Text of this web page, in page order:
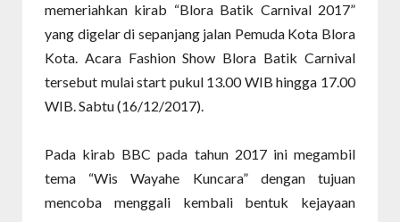
memeriahkan kirab “Blora Batik Carnival 2017”
yang digelar di sepanjang jalan Pemuda Kota Blora
Kota. Acara Fashion Show Blora Batik Carnival
tersebut mulai start pukul 13.00 WIB hingga 17.00
WIB. Sabtu (16/12/2017).
Pada kirab BBC pada tahun 2017 ini megambil
tema “Wis Wayahe Kuncara” dengan tujuan
mencoba menggali kembali bentuk kejayaan